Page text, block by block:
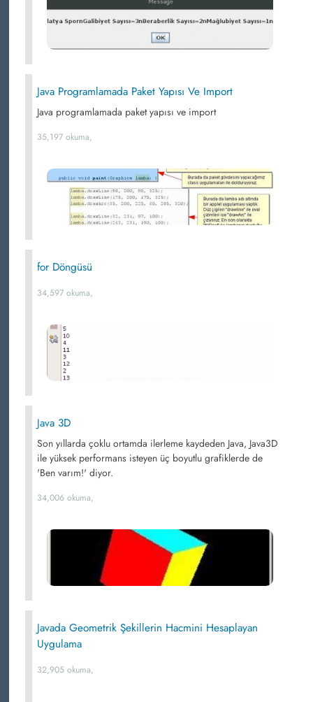
Java Programlamada Paket Yapısı Ve Import
Java programlamada paket yapısı ve import
35,197 okuma,
for Döngüsü
34,597 okuma,
Java 3D
Son yıllarda çoklu ortamda ilerleme kaydeden Java, Java3D
ile yüksek performans isteyen üç boyutlu grafiklerde de
'Ben varım!' diyor.
34,006 okuma,
Javada Geometrik Şekillerin Hacmini Hesaplayan
Uygulama
32,905 okuma,